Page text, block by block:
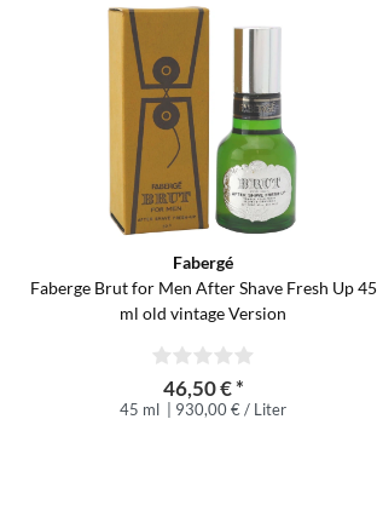
Fabergé
Faberge Brut for Men After Shave Fresh Up 45
ml old vintage Version
46,50 € *
45 ml | 930,00 € / Liter